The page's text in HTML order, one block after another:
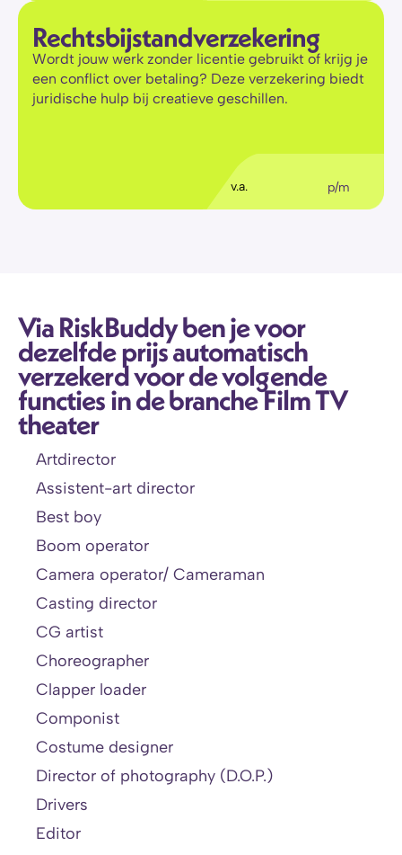
Rechtsbijstandverzekering
Wordt jouw werk zonder licentie gebruikt of krijg je
een conflict over betaling? Deze verzekering biedt
juridische hulp bij creatieve geschillen.
v.a.€ p/m
Via RiskBuddy ben je voor
dezelfde prijs automatisch
verzekerd voor de volgende
functies in de branche Film TV
theater
Artdirector
Assistent-art director
Best boy
Boom operator
Camera operator/ Cameraman
Casting director
CG artist
Choreographer
Clapper loader
Componist
Costume designer
Director of photography (D.O.P.)
Drivers
Editor